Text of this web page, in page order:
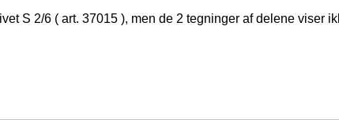
S 2/6 ( art. 37015 ), men de 2 tegninger af delene viser